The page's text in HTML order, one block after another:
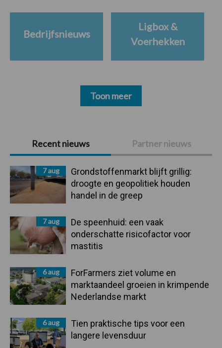
Primaire
Sidebar
Recent nieuws Partner nieuws
7 aug
Grondstoffenmarkt blijft grillig:
droogte en geopolitiek houden
handel in de greep
7 aug
De speenhuid: een vaak
onderschatte risicofactor voor
mastitis
6 aug
ForFarmers ziet volume en
marktaandeel groeien in krimpende
Nederlandse markt
6 aug
Tien praktische tips voor een
langere levensduur
Bedrijfsnieuws
Ligbox &
Voerhekken
Toon meer